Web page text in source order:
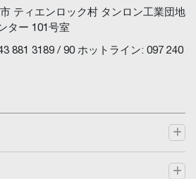
ティエンロック村 タンロン工業団地
ター 101号室
881 3189 / 90 ホットライン: 097 240